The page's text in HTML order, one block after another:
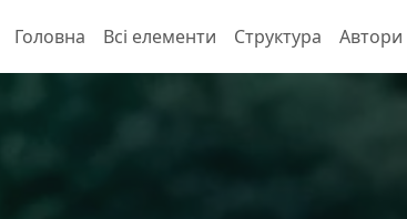
Головна Всі елементи Структура Автори